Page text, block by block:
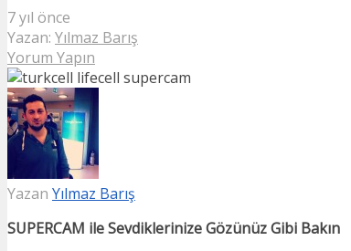
7 yıl önce
Yazan: Yılmaz Barış
Yorum Yapın
Yazan Yılmaz Barış
SUPERCAM ile Sevdiklerinize Gözünüz Gibi Bakın